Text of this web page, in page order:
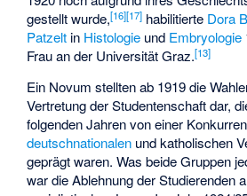
gestellt wurde,[16][17] habilitierte Dora
Patzelt in Histologie und Embryologie
Frau an der Universität Graz.[13]
Ein Novum stellten ab 1919 die
Vertretung der Studentenschaft dar,
folgenden Jahren von einer
deutschnationalen und katholischen
geprägt waren. Was beide Gruppen
war die Ablehnung der Studierenden